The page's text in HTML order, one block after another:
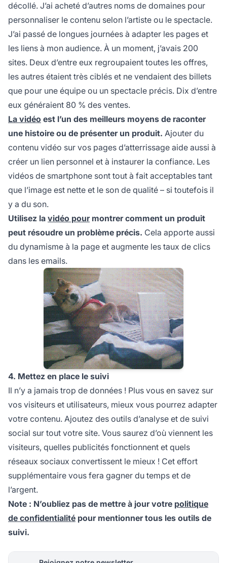
décollé. J’ai acheté d’autres noms de domaines pour
personnaliser le contenu selon l’artiste ou le spectacle.
J’ai passé de longues journées à adapter les pages et
les liens à mon audience. À un moment, j’avais 200
sites. Deux d’entre eux regroupaient toutes les offres,
les autres étaient très ciblés et ne vendaient des billets
que pour une équipe ou un spectacle précis. Dix d’entre
eux généraient 80 % des ventes.
La vidéo est l’un des meilleurs moyens de raconter
une histoire ou de présenter un produit. Ajouter du
contenu vidéo sur vos pages d’atterrissage aide aussi à
créer un lien personnel et à instaurer la confiance. Les
vidéos de smartphone sont tout à fait acceptables tant
que l’image est nette et le son de qualité – si toutefois il
y a du son.
Utilisez la vidéo pourmontrer comment un produit
peut résoudre un problème précis. Cela apporte aussi
du dynamisme à la page et augmente les taux de clics
dans les emails.
4. Mettez en place le suivi
Il n’y a jamais trop de données ! Plus vous en savez sur
vos visiteurs et utilisateurs, mieux vous pourrez adapter
votre contenu. Ajoutez des outils d’analyse et de suivi
social sur tout votre site. Vous saurez d’où viennent les
visiteurs, quelles publicités fonctionnent et quels
réseaux sociaux convertissent le mieux ! Cet effort
supplémentaire vous fera gagner du temps et de
l’argent.
Note : N’oubliez pas de mettre à jour votre politique
de confidentialité pour mentionner tous les outils de
suivi.